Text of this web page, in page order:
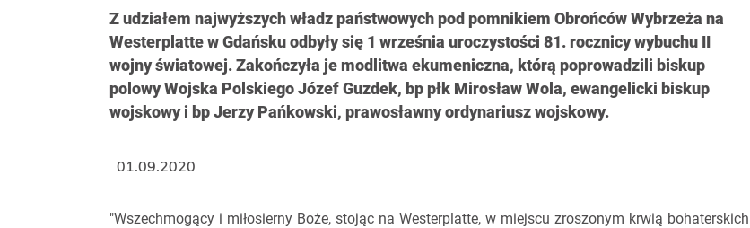
Z udziałem najwyższych władz państwowych pod pomnikiem Obrońców Wybrzeża na
Westerplatte w Gdańsku odbyły się 1 września uroczystości 81. rocznicy wybuchu II
wojny światowej. Zakończyła je modlitwa ekumeniczna, którą poprowadzili biskup
polowy Wojska Polskiego Józef Guzdek, bp płk Mirosław Wola, ewangelicki biskup
wojskowy i bp Jerzy Pańkowski, prawosławny ordynariusz wojskowy.
"Wszechmogący i miłosierny Boże, stojąc na Westerplatte, w miejscu zroszonym krwią bohaterskich
01.09.2020